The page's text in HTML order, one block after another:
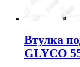
Втулка
GLYCO